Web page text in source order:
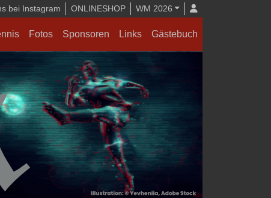
bei Instagram ONLINESHOP WM 2026
Fotos Sponsoren Links Gästebuch